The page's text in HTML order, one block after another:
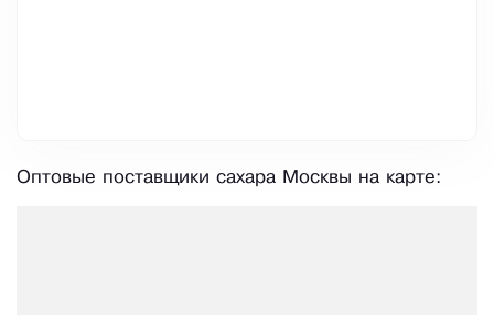
Оптовые поставщики сахара Москвы на карте: